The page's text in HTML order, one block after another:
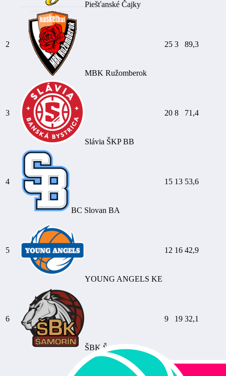
Piešťanské Čajky
2
MBK Ružomberok
25 3 89,3
3
Slávia ŠKP BB
20 8 71,4
4
BC Slovan BA
15 13 53,6
5
YOUNG ANGELS KE
12 16 42,9
6
ŠBK Šamorín
9 19 32,1